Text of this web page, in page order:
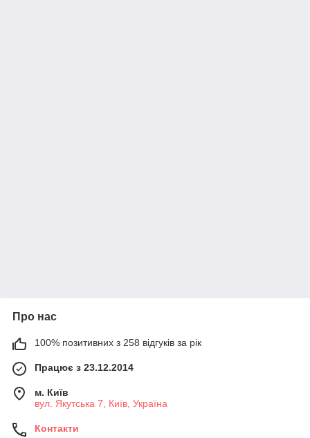
Про нас
100% позитивних з 258 відгуків за рік
Працює з 23.12.2014
м. Київ
вул. Якутська 7, Київ, Україна
Контакти